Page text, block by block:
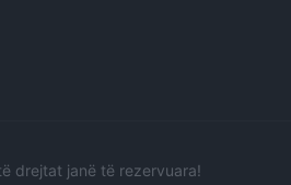
drejtat janë të rezervuara!